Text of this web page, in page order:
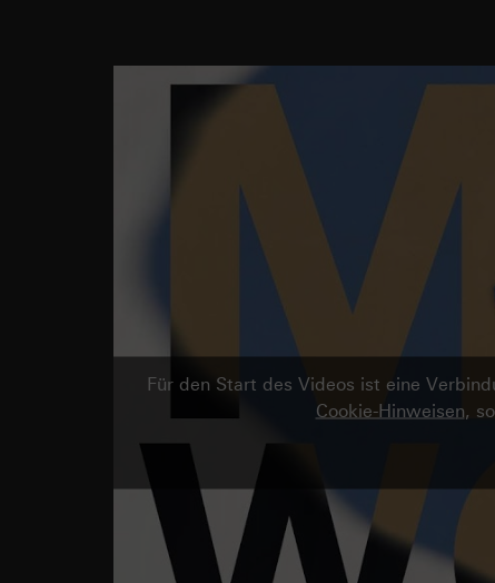
Für den Start des Videos ist eine
Cookie-Hinweisen,